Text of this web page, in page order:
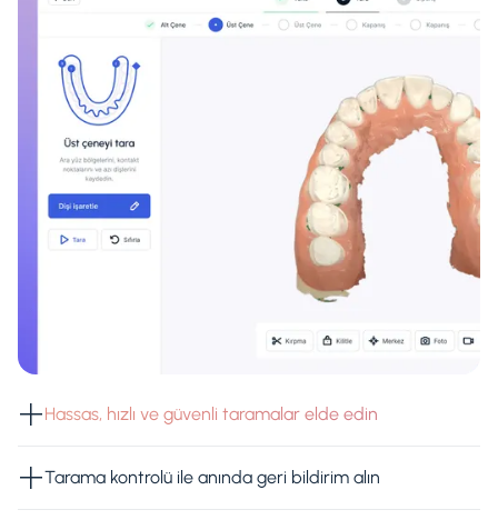
Hassas, hızlı ve güvenli taramalar elde edin
Tarama kontrolü ile anında geri bildirim alın